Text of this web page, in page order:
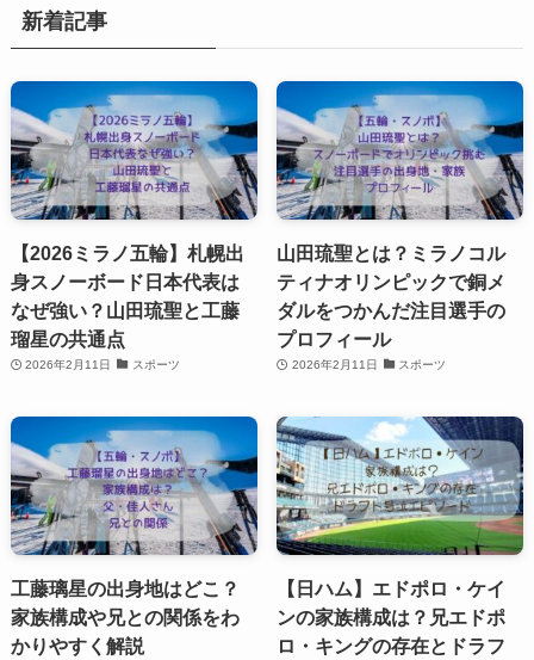
ー
新着記事
【2026ミラノ五輪】札幌出
身スノーボード日本代表は
なぜ強い？山田琉聖と工藤
瑠星の共通点
2026年2月11日 スポーツ
山田琉聖とは？ミラノコル
ティナオリンピックで銅メ
ダルをつかんだ注目選手の
プロフィール
2026年2月11日 スポーツ
工藤璃星の出身地はどこ？
家族構成や兄との関係をわ
かりやすく解説
【日ハム】エドポロ・ケイ
ンの家族構成は？兄エドポ
ロ・キングの存在とドラフ